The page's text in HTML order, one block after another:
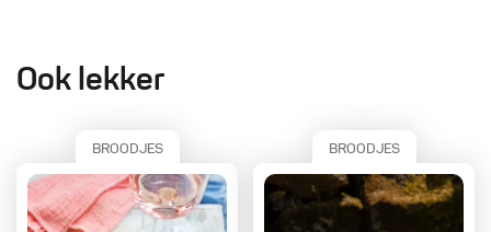
Ook lekker
BROODJES BROODJES